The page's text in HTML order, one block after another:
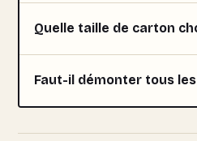
Quelle taille de carton
Faut-il démonter tous